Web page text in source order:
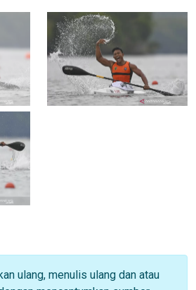
ulang, menulis ulang dan atau